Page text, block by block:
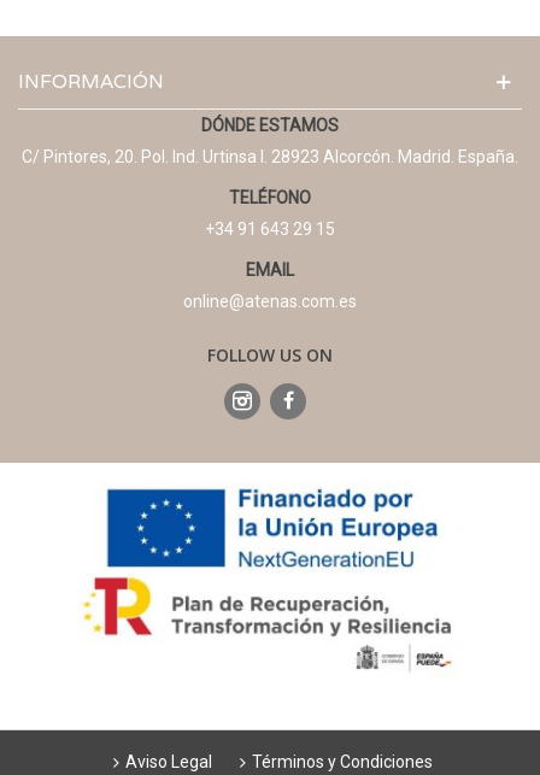
INFORMACIÓN
DÓNDE ESTAMOS
C/ Pintores, 20. Pol. Ind. Urtinsa I. 28923 Alcorcón. Madrid. España.
TELÉFONO
+34 91 643 29 15
EMAIL
online@atenas.com.es
FOLLOW US ON
Aviso Legal Términos y Condiciones